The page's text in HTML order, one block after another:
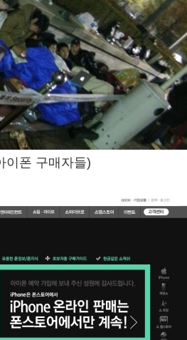
이폰 구매자들)